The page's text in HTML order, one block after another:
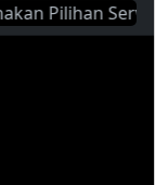
Server